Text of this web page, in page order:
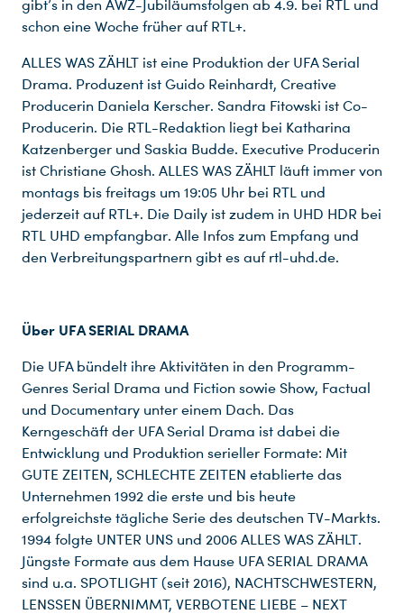
gibt’s in den AWZ-Jubiläumsfolgen ab 4.9. bei RTL und
schon eine Woche früher auf RTL+.
ALLES WAS ZÄHLT ist eine Produktion der UFA Serial
Drama. Produzent ist Guido Reinhardt, Creative
Producerin Daniela Kerscher. Sandra Fitowski ist Co-
Producerin. Die RTL-Redaktion liegt bei Katharina
Katzenberger und Saskia Budde. Executive Producerin
ist Christiane Ghosh. ALLES WAS ZÄHLT läuft immer von
montags bis freitags um 19:05 Uhr bei RTL und
jederzeit auf RTL+. Die Daily ist zudem in UHD HDR bei
RTL UHD empfangbar. Alle Infos zum Empfang und
den Verbreitungspartnern gibt es auf rtl-uhd.de.
Über UFA SERIAL DRAMA
Die UFA bündelt ihre Aktivitäten in den Programm-
Genres Serial Drama und Fiction sowie Show, Factual
und Documentary unter einem Dach. Das
Kerngeschäft der UFA Serial Drama ist dabei die
Entwicklung und Produktion serieller Formate: Mit
GUTE ZEITEN, SCHLECHTE ZEITEN etablierte das
Unternehmen 1992 die erste und bis heute
erfolgreichste tägliche Serie des deutschen TV-Markts.
1994 folgte UNTER UNS und 2006 ALLES WAS ZÄHLT.
Jüngste Formate aus dem Hause UFA SERIAL DRAMA
sind u.a. SPOTLIGHT (seit 2016), NACHTSCHWESTERN,
LENSSEN ÜBERNIMMT, VERBOTENE LIEBE – NEXT